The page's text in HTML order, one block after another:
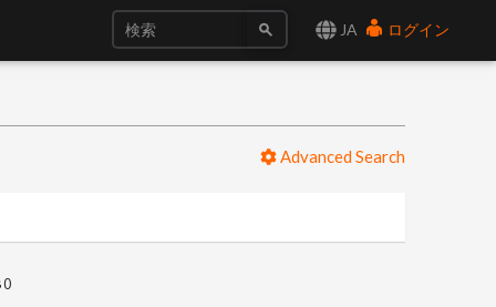
JA ログイン
Advanced Search
0